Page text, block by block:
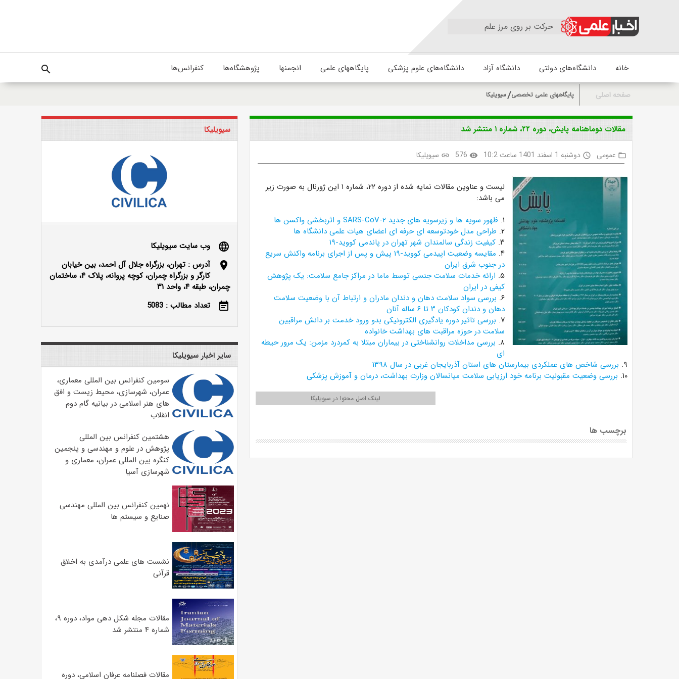
حرکت بر روی مرز علم
خانه دانشگاه‌های دولتی دانشگاه آزاد دانشگاه‌های علوم پزشکی پایگاههای علمی انجمنها پژوهشگاه‌ها کنفرانس‌ها search
صفحه اصلی پایگاههای علمی تخصصی سیویلیکا
مقالات دوماهنامه پایش، دوره ۲۲، شماره ۱ منتشر شد
folder_open عمومی access_time دوشنبه 1 اسفند 1401 ساعت 10:2 visibility
576
link سیویلیکا
لیست و عناوین مقالات نمایه شده از دوره ۲۲، شماره ۱ این ژورنال به صورت زیر
می باشد:
۱. ظهور سویه ها و زیرسویه های جدید SARS-CoV-۲ و اثربخشی واکسن ها
۲. طراحی مدل خودتوسعه ای حرفه ای اعضای هیات علمی دانشگاه ها
۳. کیفیت زندگی سالمندان شهر تهران در پاندمی کووید-۱۹
۴.
مقایسه وضعیت اپیدمی کووید-۱۹ پیش و پس از اجرای برنامه واکنش سریع
در جنوب شرق ایران
۵. ارائه خدمات سلامت جنسی توسط ماما در مراکز جامع سلامت: یک پژوهش
کیفی در ایران
۶. بررسی سواد سلامت دهان و دندان مادران و ارتباط آن با وضعیت سلامت
دهان و دندان کودکان ۳ تا ۶ ساله آنان
۷. بررسی تاثیر دوره یادگیری الکترونیکی بدو ورود خدمت بر دانش مراقبین
سلامت در حوزه مراقبت های بهداشت خانواده
۸. بررسی مداخلات روانشناختی در بیماران مبتلا به کمردرد مزمن: یک مرور حیطه
ای
۹. بررسی شاخص های عملکردی بیمارستان های استان آذربایجان غربی در سال ۱۳۹۸
۱۰. بررسی وضعیت مقبولیت برنامه خود ارزیابی سلامت میانسالان وزارت بهداشت، درمان و آموزش پزشکی
لینک اصل محتوا در سیویلیکا
برچسب ها
سیویلیکا
language
وب سایت سیویلیکا
location_on
آدرس : تهران، بزرگراه جلال آل احمد، بین خیابان
کارگر و بزرگراه چمران، کوچه پروانه، پلاک ۴، ساختمان
چمران، طبقه ۴، واحد ۳۱
event_note
تعداد مطالب : 5083
سایر اخبار سیویلیکا
سومین کنفرانس بین المللی معماری،
عمران، شهرسازی، محیط زیست و افق
های هنر اسلامی در بیانیه گام دوم
انقلاب
هشتمین کنفرانس بین المللی
پژوهش در علوم و مهندسی و پنجمین
کنگره بین المللی عمران، معماری و
شهرسازی آسیا
نهمین کنفرانس بین المللی مهندسی
صنایع و سیستم­ ها
نشست های علمی درآمدی به اخلاق
قرآنی
مقالات مجله شکل دهی مواد، دوره ۹،
شماره ۴ منتشر شد
مقالات فصلنامه عرفان اسلامی، دوره